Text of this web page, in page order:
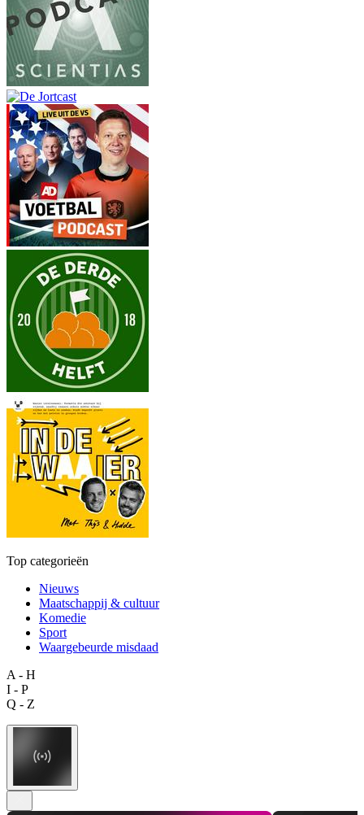
Top categorieën
Nieuws
Maatschappij & cultuur
Komedie
Sport
Waargebeurde misdaad
A - H
I - P
Q - Z